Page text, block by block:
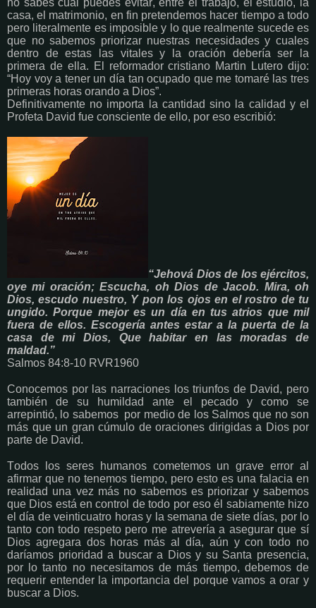
casa, el matrimonio, en fin pretendemos hacer tiempo a todo
pero literalmente es imposible y lo que realmente sucede es
que no sabemos priorizar nuestras necesidades y cuales
dentro de estas las vitales y la oración debería ser la
primera de ella. El reformador cristiano Martin Lutero dijo:
“Hoy voy a tener un día tan ocupado que me tomaré las tres
primeras horas orando a Dios”.
Definitivamente no importa la cantidad sino la calidad y el
Profeta David fue consciente de ello, por eso escribió:
“Jehová Dios de los ejércitos,
oye mi oración; Escucha, oh Dios de Jacob. Mira, oh
Dios, escudo nuestro, Y pon los ojos en el rostro de tu
ungido. Porque mejor es un día en tus atrios que mil
fuera de ellos. Escogería antes estar a la puerta de la
casa de mi Dios, Que habitar en las moradas de
maldad.”
Salmos 84:8-10 RVR1960
Conocemos por las narraciones los triunfos de David, pero
también de su humildad ante el pecado y como se
arrepintió, lo sabemos por medio de los Salmos que no son
más que un gran cúmulo de oraciones dirigidas a Dios por
parte de David.
Todos los seres humanos cometemos un grave error al
afirmar que no tenemos tiempo, pero esto es una falacia en
realidad una vez más no sabemos es priorizar y sabemos
que Dios está en control de todo por eso él sabiamente hizo
el día de veinticuatro horas y la semana de siete días, por lo
tanto con todo respeto pero me atrevería a asegurar que sí
Dios agregara dos horas más al día, aún y con todo no
daríamos prioridad a buscar a Dios y su Santa presencia,
por lo tanto no necesitamos de más tiempo, debemos de
requerir entender la importancia del porque vamos a orar y
buscar a Dios.